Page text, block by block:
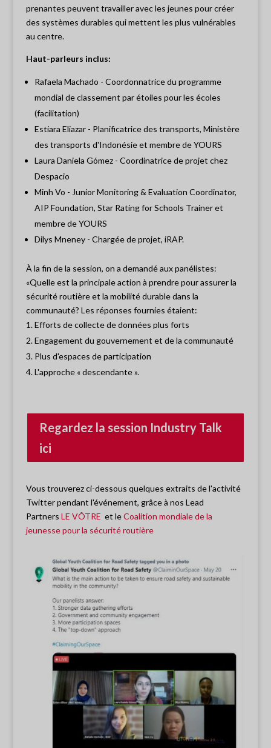
prenantes peuvent travailler avec les jeunes pour créer
des systèmes durables qui mettent les plus vulnérables
au centre.
Haut-parleurs inclus:
Rafaela Machado - Coordonnatrice du programme
mondial de classement par étoiles pour les écoles
(facilitation)
Estiara Eliazar - Planificatrice des transports, Ministère
des transports d'Indonésie et membre de YOURS
Laura Daniela Gómez - Coordinatrice de projet chez
Despacio
Minh Vo - Junior Monitoring & Evaluation Coordinator,
AIP Foundation, Star Rating for Schools Trainer et
membre de YOURS
Dilys Mneney - Chargée de projet, iRAP.
À la fin de la session, on a demandé aux panélistes:
«Quelle est la principale action à prendre pour assurer la
sécurité routière et la mobilité durable dans la
communauté? Les réponses fournies étaient:
Efforts de collecte de données plus forts
Engagement du gouvernement et de la communauté
Plus d'espaces de participation
L'approche « descendante ».
Regardez la session Industry Talk
ici
Vous trouverez ci-dessous quelques extraits de l'activité
Twitter pendant l'événement, grâce à nos Lead
Partners LE VÔTRE et leCoalition mondiale de la
jeunesse pour la sécurité routière